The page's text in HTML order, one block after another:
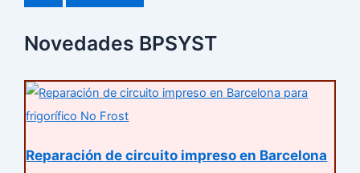
Novedades BPSYST
Reparación de circuito impreso en Barcelona